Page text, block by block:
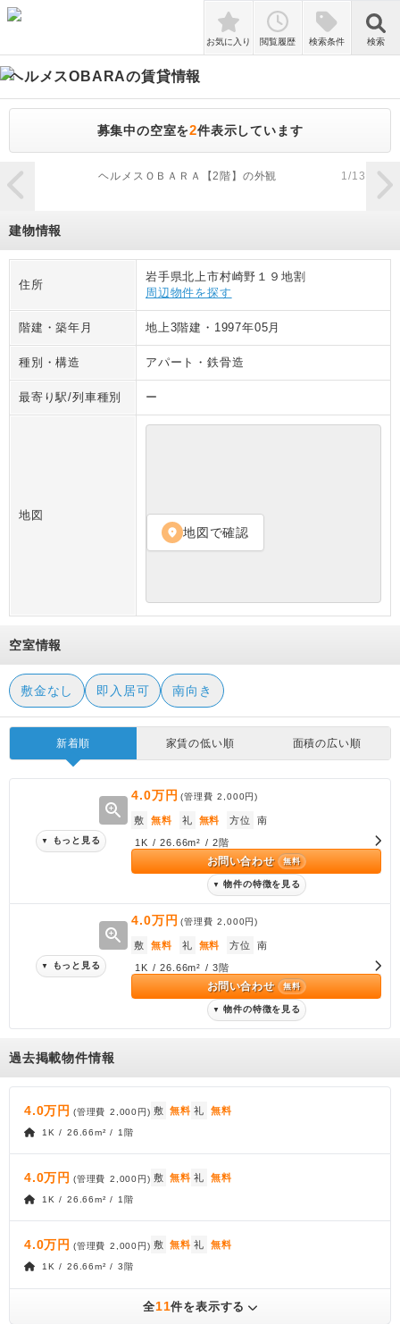
検索
お気に入り 閲覧履歴 検索条件 検索
ヘルメスOBARAの賃貸情報
募集中の空室を2件表示しています
zoom_in
ヘルメスＯＢＡＲＡ【2階】の外観 1/13
建物情報
住所
岩手県北上市村崎野１９地割
周辺物件を探す
階建・築年月 地上3階建 ・ 1997年05月
種別・構造 アパート ・鉄骨造
最寄り駅/列車種別 ー
地図
location_on 地図で確認
空室情報
敷金なし 即入居可 南向き
新着順 家賃の低い順 面積の広い順
zoom_in
▼ もっと見る
4.0万円 (管理費2,000円)
敷 無料 礼 無料 方位 南
1K / 26.66m² / 2階
お問い合わせ 無料
▼ 物件の特徴を見る
zoom_in
▼ もっと見る
4.0万円 (管理費2,000円)
敷 無料 礼 無料 方位 南
1K / 26.66m² / 3階
お問い合わせ 無料
▼ 物件の特徴を見る
過去掲載物件情報
4.0万円 (管理費 2,000円) 敷 無料 礼 無料
1K / 26.66m² / 1階
4.0万円 (管理費 2,000円) 敷 無料 礼 無料
1K / 26.66m² / 1階
4.0万円 (管理費 2,000円) 敷 無料 礼 無料
1K / 26.66m² / 3階
全11件を表示する